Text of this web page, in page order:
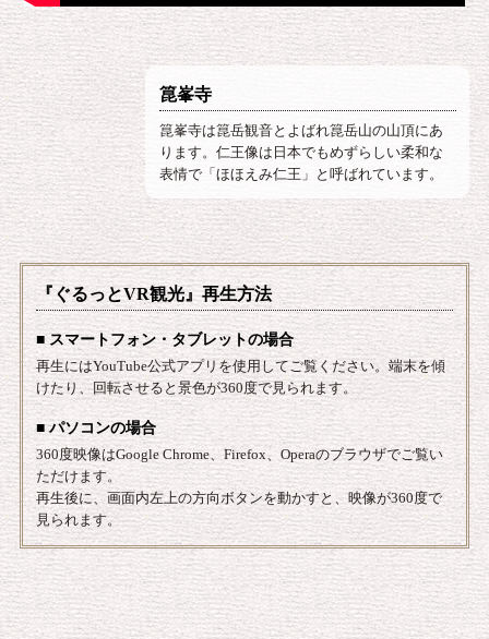
箟峯寺
箟峯寺は箟岳観音とよばれ箟岳山の山頂にあ
ります。仁王像は日本でもめずらしい柔和な
表情で「ほほえみ仁王」と呼ばれています。
『ぐるっとVR観光』再生方法
■ スマートフォン・タブレットの場合
再生にはYouTube公式アプリを使用してご覧ください。端末を傾
けたり、回転させると景色が360度で見られます。
■ パソコンの場合
360度映像はGoogle Chrome、Firefox、Operaのブラウザでご覧い
ただけます。
再生後に、画面内左上の方向ボタンを動かすと、映像が360度で
見られます。